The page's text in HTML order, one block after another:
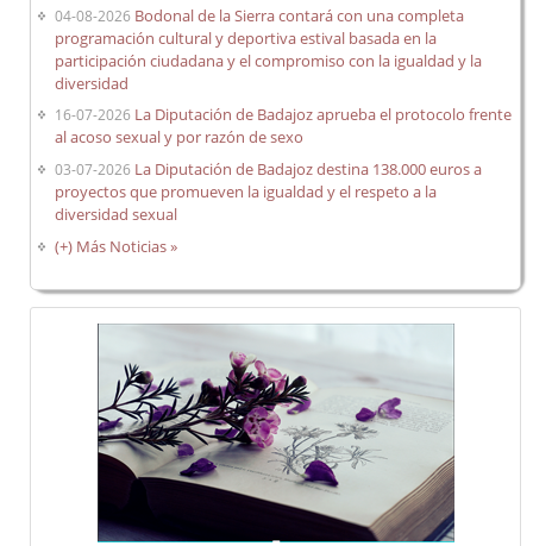
04-08-2026 Bodonal de la Sierra contará con una completa
programación cultural y deportiva estival basada en la
participación ciudadana y el compromiso con la igualdad y la
diversidad
16-07-2026 La Diputación de Badajoz aprueba el protocolo frente
al acoso sexual y por razón de sexo
03-07-2026 La Diputación de Badajoz destina 138.000 euros a
proyectos que promueven la igualdad y el respeto a la
diversidad sexual
(+) Más Noticias »